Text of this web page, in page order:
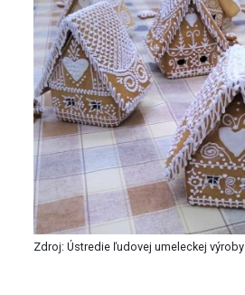
Zdroj: Ústredie ľudovej umeleckej výroby